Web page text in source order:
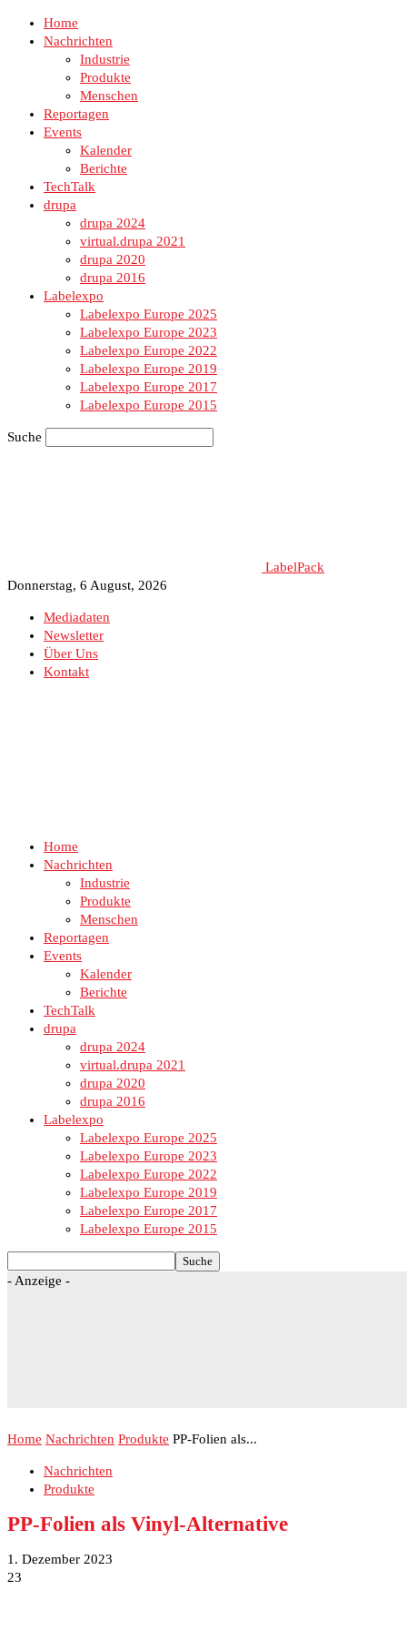
Home
Nachrichten
Industrie
Produkte
Menschen
Reportagen
Events
Kalender
Berichte
TechTalk
drupa
drupa 2024
virtual.drupa 2021
drupa 2020
drupa 2016
Labelexpo
Labelexpo Europe 2025
Labelexpo Europe 2023
Labelexpo Europe 2022
Labelexpo Europe 2019
Labelexpo Europe 2017
Labelexpo Europe 2015
Suche
LabelPack
Donnerstag, 6 August, 2026
Mediadaten
Newsletter
Über Uns
Kontakt
Home
Nachrichten
Industrie
Produkte
Menschen
Reportagen
Events
Kalender
Berichte
TechTalk
drupa
drupa 2024
virtual.drupa 2021
drupa 2020
drupa 2016
Labelexpo
Labelexpo Europe 2025
Labelexpo Europe 2023
Labelexpo Europe 2022
Labelexpo Europe 2019
Labelexpo Europe 2017
Labelexpo Europe 2015
- Anzeige -
Home Nachrichten Produkte PP-Folien als...
Nachrichten
Produkte
PP-Folien als Vinyl-Alternative
1. Dezember 2023
23